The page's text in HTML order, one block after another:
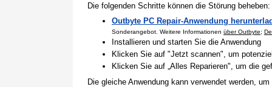
Die folgenden Schritte können die Störung beheben:
Outbyte PC Repair-Anwendung
Sonderangebot. Weitere Informationen über Outbyte;
Installieren und starten Sie die Anwendung
Klicken Sie auf "Jetzt scannen", um
Klicken Sie auf „Alles Reparieren", um die
Die gleiche Anwendung kann verwendet werden,